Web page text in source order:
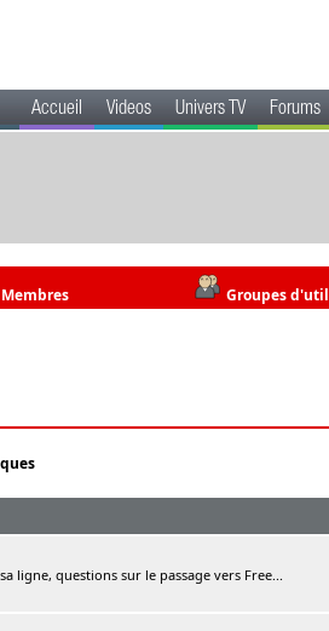
Accueil Videos Univers TV Forums
Groupes
ligne, questions sur le passage vers Free...